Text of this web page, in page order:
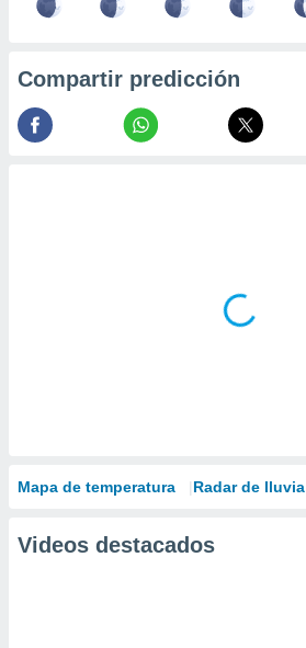
Compartir predicción
Mapa de temperatura Radar de lluvia
Videos destacados